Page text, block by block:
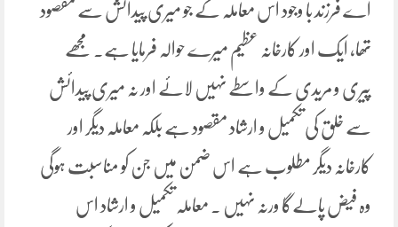
اے فرزند با وجود اس معاملہ کے جو میری پیدائش سے مقصود
تھا، ایک اور کارخانہ عظیم میرے حوالہ فرمایا ہے۔ مجھے
پیری و مریدی کے واسطے نہیں لائے اور نہ میری پیدائش
سے خلق کی تکمیل و ارشاد مقصود ہے بلکہ معاملہ دیگر اور
کارخانہ دیگر مطلوب ہے اس ضمن میں جن کو مناسبت ہوگی
وہ فیض پالےگا ورنہ نہیں ۔ معاملہ تکمیل و ارشاد اس